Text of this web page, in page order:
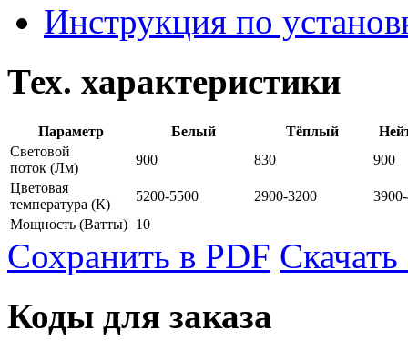
Инструкция по
Тех. характеристики
Параметр Белый Тёплый
Световой
поток (Лм)
900 830
900
Цветовая
температура (К)
5200-5500 2900-3200
Мощность (Ватты) 10
Сохранить в PDF
Коды для заказа